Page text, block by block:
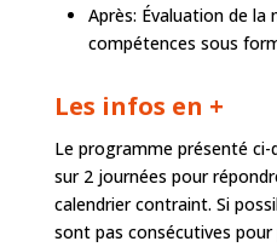
Après: Évaluation de la
compétences sous
Les infos en +
Le programme présenté
sur 2 journées pour
calendrier contraint. Si
sont pas consécutives